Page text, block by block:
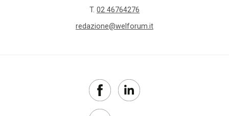
T. 02 46764276
redazione@welforum.it